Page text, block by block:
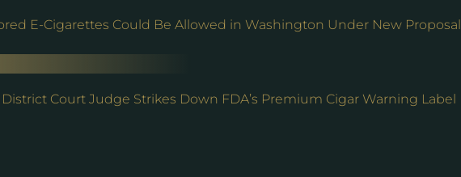
E-Cigarettes Could Be Allowed in Washington Under New Proposal
District Court Judge Strikes Down FDA’s Premium Cigar Warning Label